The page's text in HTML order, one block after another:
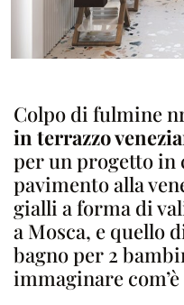
Colpo di fulmine
in terrazzo
per un progetto in
pavimento alla
gialli a forma di
a Mosca, e quello
bagno per 2
immaginare